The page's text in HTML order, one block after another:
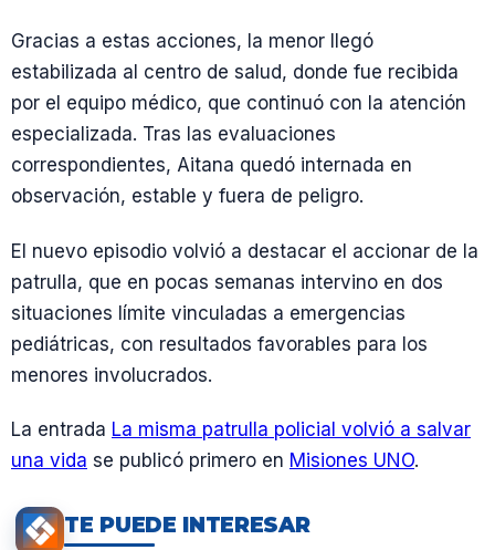
Gracias a estas acciones, la menor llegó
estabilizada al centro de salud, donde fue recibida
por el equipo médico, que continuó con la atención
especializada. Tras las evaluaciones
correspondientes, Aitana quedó internada en
observación, estable y fuera de peligro.
El nuevo episodio volvió a destacar el accionar de la
patrulla, que en pocas semanas intervino en dos
situaciones límite vinculadas a emergencias
pediátricas, con resultados favorables para los
menores involucrados.
La entrada La misma patrulla policial volvió a salvar
una vida se publicó primero en Misiones UNO.
TE PUEDE INTERESAR